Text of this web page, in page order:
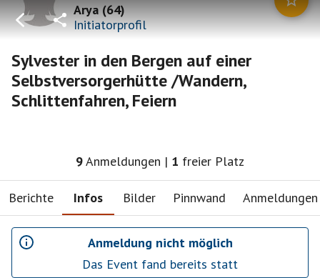
Arya(64)
Initiatorprofil
Sylvester in den Bergen auf einer
Selbstversorgerhütte /Wandern,
Schlittenfahren, Feiern
9Anmeldungen | 1 freier Platz
Berichte Infos Bilder Pinnwand Anmeldungen
Anmeldung nicht möglich
Das Event fand bereits statt